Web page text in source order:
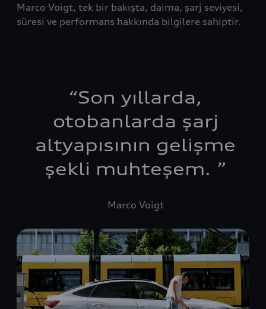
Marco Voigt, tek bir bakışta, daima, şarj seviyesi,
süresi ve performans hakkında bilgilere sahiptir.
“Son yıllarda,
otobanlarda şarj
altyapısının gelişme
şekli muhteşem. ”
Marco Voigt